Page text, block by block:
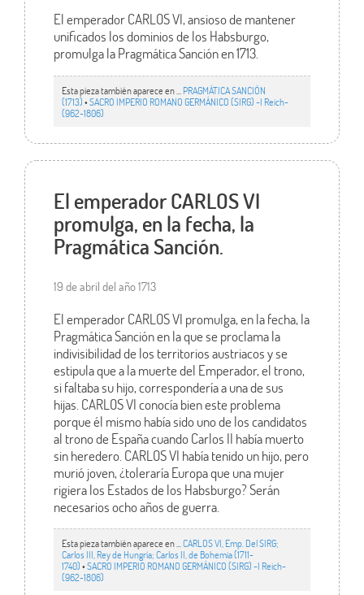
El emperador CARLOS VI, ansioso de mantener
unificados los dominios de los Habsburgo,
promulga la Pragmática Sanción en 1713.
Esta pieza también aparece en ... PRAGMÁTICA SANCIÓN
(1713)•SACRO IMPERIO ROMANO GERMÁNICO (SIRG) -I Reich-
(962-1806)
El emperador CARLOS VI
promulga, en la fecha, la
Pragmática Sanción.
19 de abril del año 1713
El emperador CARLOS VI promulga, en la fecha, la
Pragmática Sanción en la que se proclama la
indivisibilidad de los territorios austriacos y se
estipula que a la muerte del Emperador, el trono,
si faltaba su hijo, correspondería a una de sus
hijas. CARLOS VI conocía bien este problema
porque él mismo había sido uno de los candidatos
al trono de España cuando Carlos II había muerto
sin heredero. CARLOS VI había tenido un hijo, pero
murió joven, ¿toleraría Europa que una mujer
rigiera los Estados de los Habsburgo? Serán
necesarios ocho años de guerra.
Esta pieza también aparece en ... CARLOS VI, Emp. Del SIRG;
Carlos III, Rey de Hungría; Carlos II, de Bohemia (1711-
1740)•SACRO IMPERIO ROMANO GERMÁNICO (SIRG) -I Reich-
(962-1806)